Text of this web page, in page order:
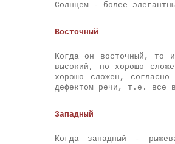
Солнцем - более
Восточный
Когда он восточный, то
высокий, но хорошо
хорошо сложен,
дефектом речи, т.е. все
Западный
Когда западный -